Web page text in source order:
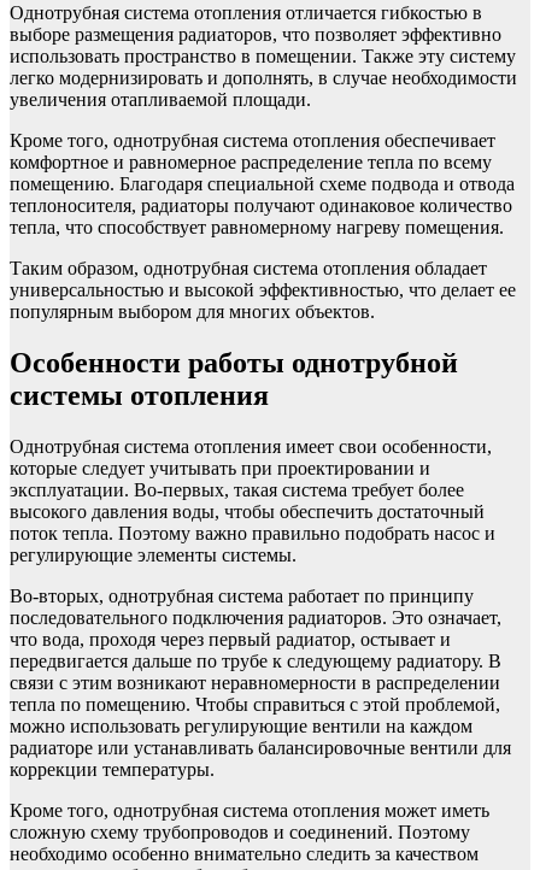
Однотрубная система отопления отличается гибкостью в
выборе размещения радиаторов, что позволяет эффективно
использовать пространство в помещении. Также эту систему
легко модернизировать и дополнять, в случае необходимости
увеличения отапливаемой площади.
Кроме того, однотрубная система отопления обеспечивает
комфортное и равномерное распределение тепла по всему
помещению. Благодаря специальной схеме подвода и отвода
теплоносителя, радиаторы получают одинаковое количество
тепла, что способствует равномерному нагреву помещения.
Таким образом, однотрубная система отопления обладает
универсальностью и высокой эффективностью, что делает ее
популярным выбором для многих объектов.
Особенности работы однотрубной
системы отопления
Однотрубная система отопления имеет свои особенности,
которые следует учитывать при проектировании и
эксплуатации. Во-первых, такая система требует более
высокого давления воды, чтобы обеспечить достаточный
поток тепла. Поэтому важно правильно подобрать насос и
регулирующие элементы системы.
Во-вторых, однотрубная система работает по принципу
последовательного подключения радиаторов. Это означает,
что вода, проходя через первый радиатор, остывает и
передвигается дальше по трубе к следующему радиатору. В
связи с этим возникают неравномерности в распределении
тепла по помещению. Чтобы справиться с этой проблемой,
можно использовать регулирующие вентили на каждом
радиаторе или устанавливать балансировочные вентили для
коррекции температуры.
Кроме того, однотрубная система отопления может иметь
сложную схему трубопроводов и соединений. Поэтому
необходимо особенно внимательно следить за качеством